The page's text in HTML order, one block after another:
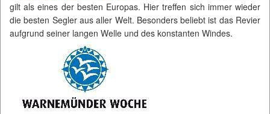
gilt als eines der besten Europas. Hier treffen sich immer wieder
die besten Segler aus aller Welt. Besonders beliebt ist das Revier
aufgrund seiner langen Welle und des konstanten Windes.